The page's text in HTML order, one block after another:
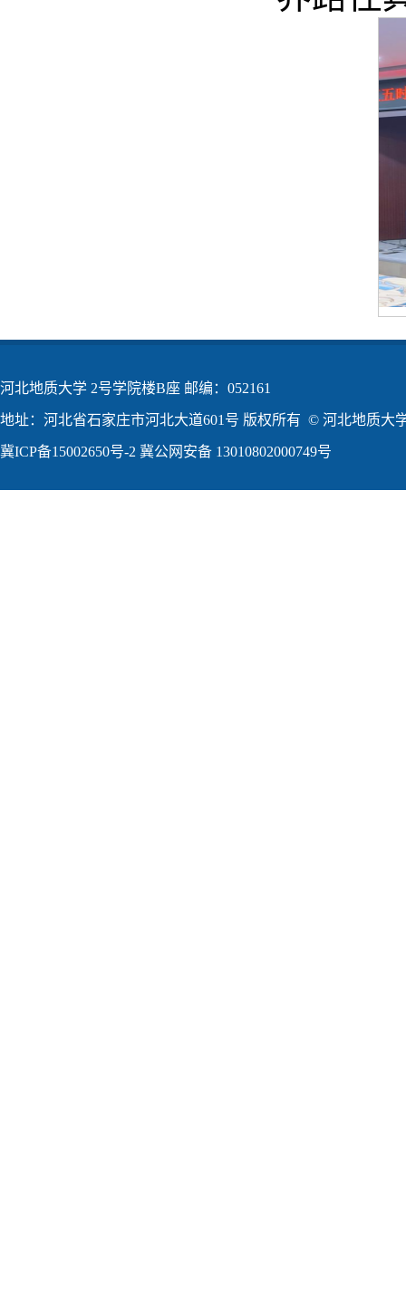
河北地质大学 2号学院楼B座 邮编：052161
地址：河北省石家庄市河北大道601号 版权所有 © 河北地质大
冀ICP备15002650号-2 冀公网安备 13010802000749号